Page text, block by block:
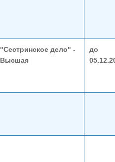
"Сестринское дело" -
Высшая
до